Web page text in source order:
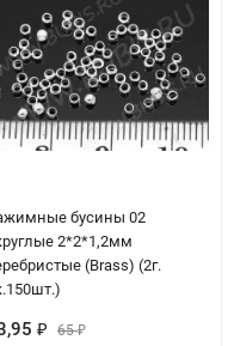
бусины 02
2*2*1,2мм
(Brass) (2г.
₽ 65₽